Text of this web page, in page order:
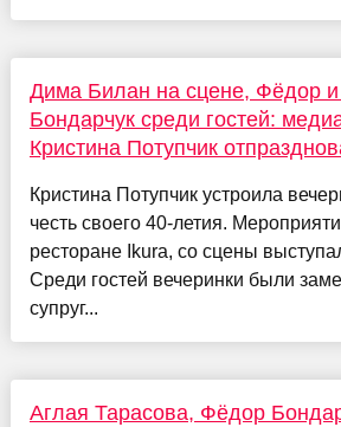
Дима Билан на сцене, Фёдор
Бондарчук среди гостей:
Кристина Потупчик
Кристина Потупчик устроила
честь своего 40-летия.
ресторане Ikura, со сцены
Среди гостей вечеринки были
супруг...
Аглая Тарасова, Фёдор